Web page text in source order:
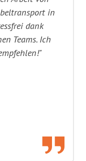
in
dank
Teams. Ich